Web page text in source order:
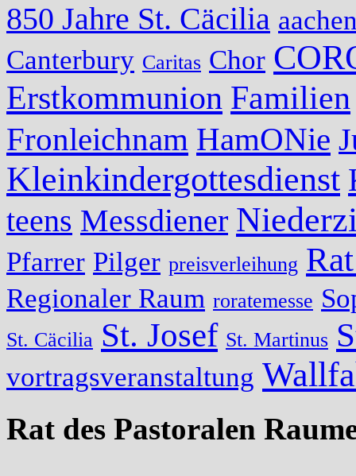
850 Jahre St. Cäcilia
Canterbury Caritas Chor
Erstkommunion Familien
Fronleichnam HamONie
Kleinkindergottesdienst
teens Messdiener
Pfarrer Pilger preisverleihung
Regionaler Raum roratemesse
St. Cäcilia St. Josef St. Martinus
vortragsveranstaltung
Rat des Pastoralen